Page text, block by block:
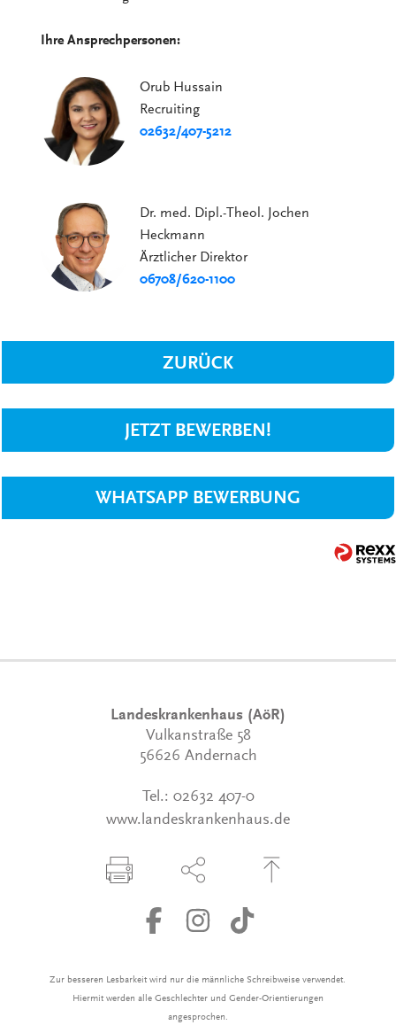
Ihre Ansprechpersonen:
Orub Hussain
Recruiting
02632/407-5212
Dr. med. Dipl.-Theol. Jochen
Heckmann
Ärztlicher Direktor
06708/620-1100
ZURÜCK
JETZT BEWERBEN!
WHATSAPP BEWERBUNG
Landeskrankenhaus (AöR)
Vulkanstraße 58
56626 Andernach
Tel.: 02632 407-0
www.landeskrankenhaus.de
Zur besseren Lesbarkeit wird nur die männliche Schreibweise verwendet.
Hiermit werden alle Geschlechter und Gender-Orientierungen
angesprochen.